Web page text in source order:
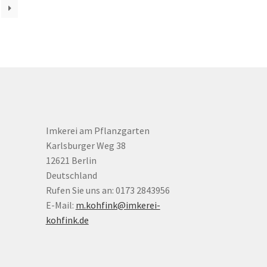
Imkerei am Pflanzgarten
Karlsburger Weg 38
12621 Berlin
Deutschland
Rufen Sie uns an: 0173 2843956
E-Mail: m.kohfink@imkerei-
kohfink.de